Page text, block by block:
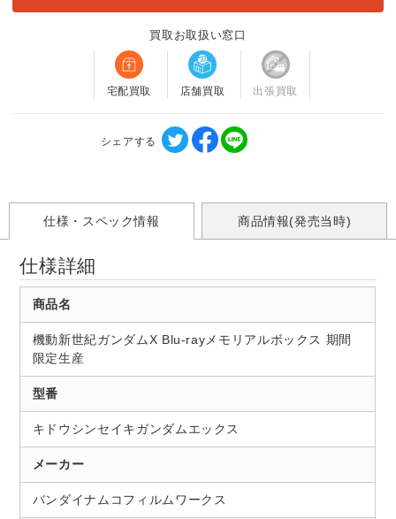
買取お取扱い窓口
宅配買取 店舗買取 出張買取
シェアする
仕様・スペック情報 商品情報(発売当時)
仕様詳細
商品名
機動新世紀ガンダムX Blu-rayメモリアルボックス 期間
限定生産
型番
キドウシンセイキガンダムエックス
メーカー
バンダイナムコフィルムワークス